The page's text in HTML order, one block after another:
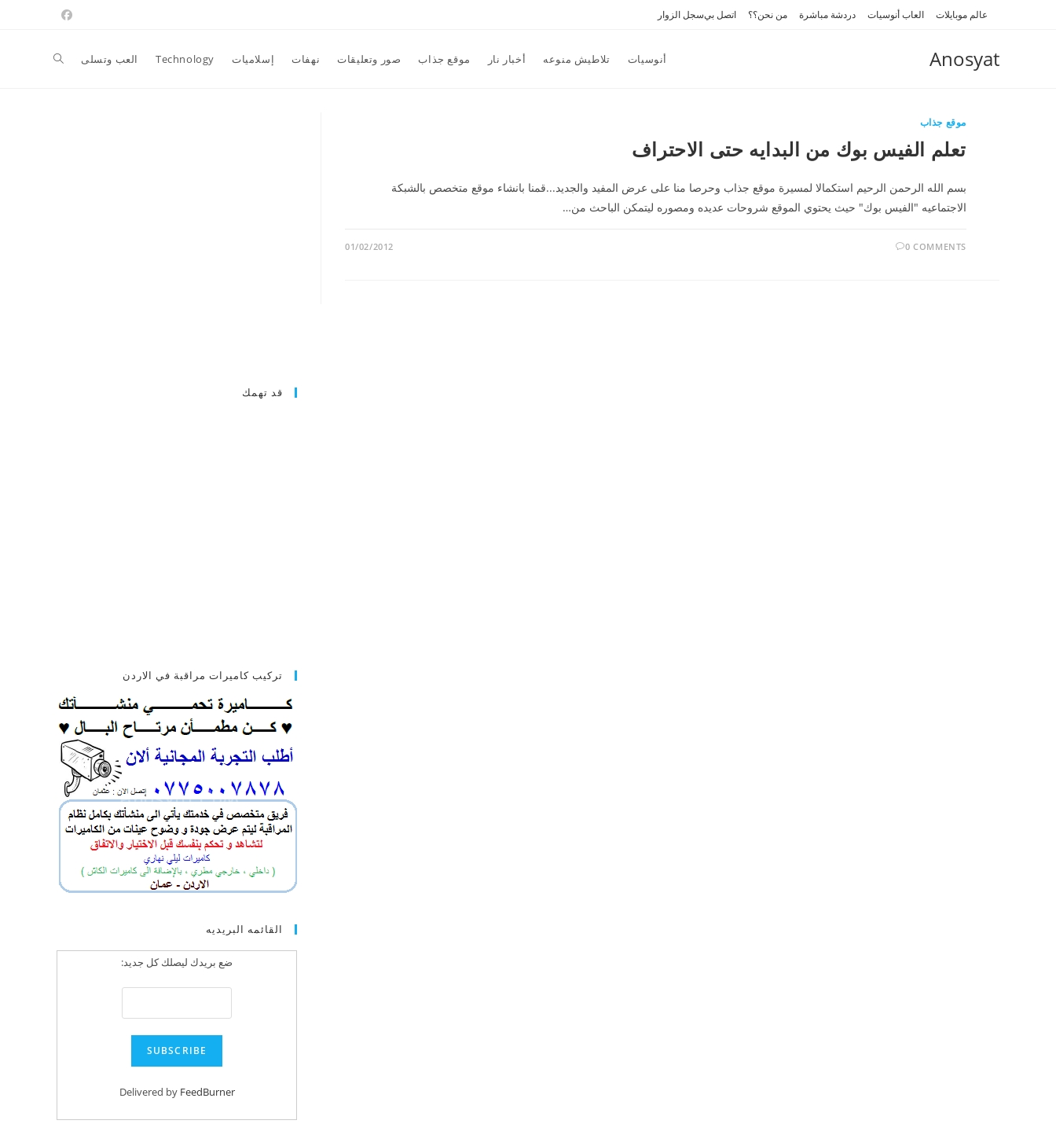
عالم موبايلات العاب أنوسيات دردشة مباشرة من نحن؟؟ اتصل بيسجل الزوار
Anosyat أنوسيات تلاطيش منوعه أخبار نار موقع جذاب صور وتعليقات نهفات إسلاميات Technology العب وتسلى Toggle
موقع جذاب
تعلم الفيس بوك من البدايه حتى الاحتراف
بسم الله الرحمن الرحيم استكمالا لمسيرة موقع جذاب وحرصا منا على عرض المفيد والجديد...قمنا بانشاء موقع متخصص بالشبكة
الاجتماعيه "الفيس بوك" حيث يحتوي الموقع شروحات عديده ومصوره ليتمكن الباحث من…
0 COMMENTS
01/02/2012
قد تهمك
تركيب كاميرات مراقبة في الاردن
القائمه البريديه
ضع بريدك ليصلك كل جديد:
Delivered by FeedBurner